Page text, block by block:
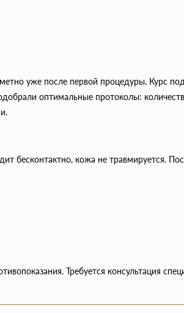
уже после первой процедуры. Курс
оптимальные протоколы:
бесконтактно, кожа не травмируется.
Требуется консультация